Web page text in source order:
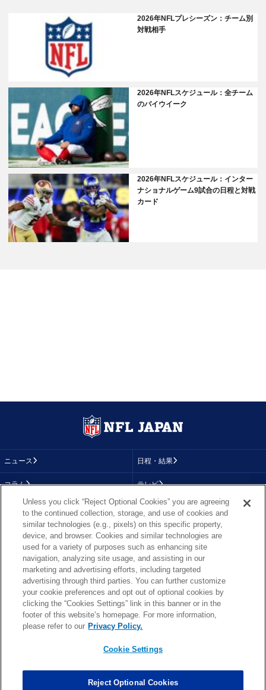
2026年NFLプレシーズン：チーム別
対戦相手
2026年NFLスケジュール：全チーム
のバイウイーク
2026年NFLスケジュール：インター
ナショナルゲーム9試合の日程と対戦
カード
ニュース 日程・結果
コラム テレビ
画像
順位表
About NFL
More NFL 特集
TOP お問い合わせ FAQ
PHOTO BY AP Images / PHOTO BY Getty Images
Unless you click “Reject Optional Cookies” you are agreeing
to the continued collection, storage, and use of cookies and
similar technologies (e.g., pixels) on this specific property,
device, and browser. Cookies and similar technologies are
used for a variety of purposes such as enhancing site
navigation, analyzing site usage, and assisting in our
marketing and advertising efforts, including targeted
advertising through third parties. You can further customize
your cookie preferences and opt out of optional cookies by
clicking the “Cookies Settings” link in this banner or in the
footer of this website’s homepage. For more information,
please refer to our Privacy Policy.
Cookie Settings
Reject Optional Cookies